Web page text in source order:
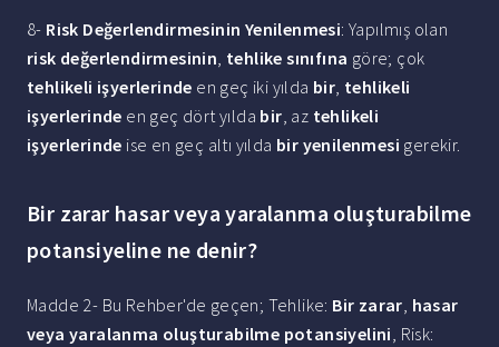
8- Risk Değerlendirmesinin Yenilenmesi: Yapılmış olan
risk değerlendirmesinin, tehlike sınıfına göre; çok
tehlikeli işyerlerinde en geç iki yılda bir, tehlikeli
işyerlerinde en geç dört yılda bir, az tehlikeli
işyerlerinde ise en geç altı yılda bir yenilenmesi gerekir.
Bir zarar hasar veya yaralanma oluşturabilme
potansiyeline ne denir?
Madde 2- Bu Rehber'de geçen; Tehlike: Bir zarar, hasar
veya yaralanma oluşturabilme potansiyelini, Risk: